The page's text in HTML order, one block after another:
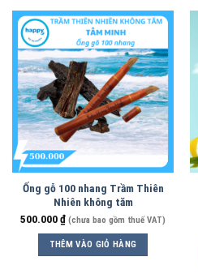
Ống gỗ 100 nhang Trầm Thiên
Nhiên không tăm
500.000₫ (chưa bao gồm thuế VAT)
THÊM VÀO GIỎ HÀNG